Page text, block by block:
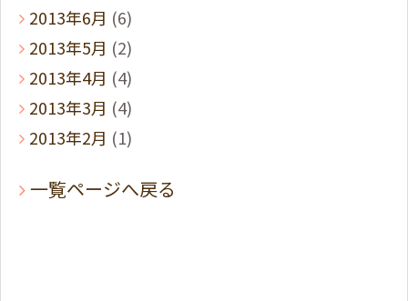
2013年6月 (6)
2013年5月 (2)
2013年4月 (4)
2013年3月 (4)
2013年2月 (1)
一覧ページへ戻る